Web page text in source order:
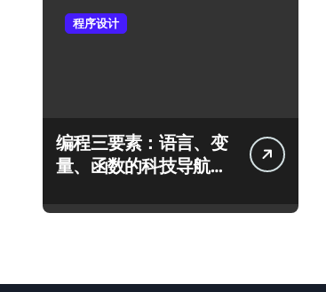
程序设计
编程三要素：语言、变
量、函数的科技导航法